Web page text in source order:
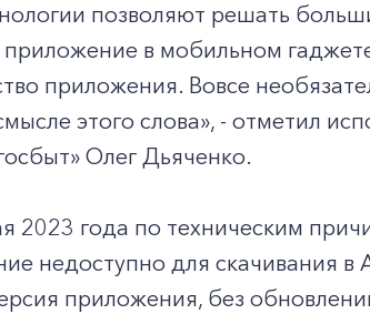
позволяют решать
приложение в мобильном
приложения. Вовсе
этого слова», - отметил
Олег Дьяченко.
2023 года по техническим
недоступно для скачивания в
приложения, без